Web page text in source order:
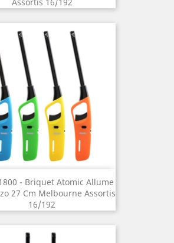
- Briquet Atomic Allume
27 Cm Melbourne Assortis
16/192